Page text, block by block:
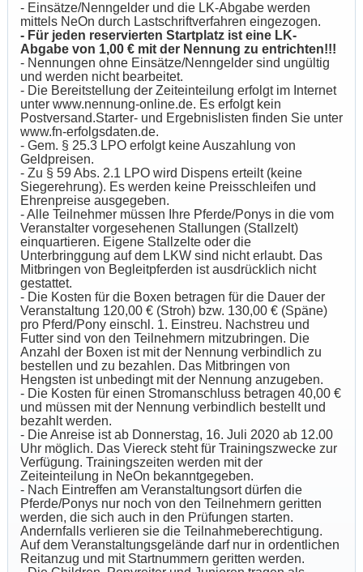
- Einsätze/Nenngelder und die LK-Abgabe werden
mittels NeOn durch Lastschriftverfahren eingezogen.
- Für jeden reservierten Startplatz ist eine LK-
Abgabe von 1,00 € mit der Nennung zu entrichten!!!
- Nennungen ohne Einsätze/Nenngelder sind ungültig
und werden nicht bearbeitet.
- Die Bereitstellung der Zeiteinteilung erfolgt im Internet
unter www.nennung-online.de. Es erfolgt kein
Postversand.Starter- und Ergebnislisten finden Sie unter
www.fn-erfolgsdaten.de.
- Gem. § 25.3 LPO erfolgt keine Auszahlung von
Geldpreisen.
- Zu § 59 Abs. 2.1 LPO wird Dispens erteilt (keine
Siegerehrung). Es werden keine Preisschleifen und
Ehrenpreise ausgegeben.
- Alle Teilnehmer müssen Ihre Pferde/Ponys in die vom
Veranstalter vorgesehenen Stallungen (Stallzelt)
einquartieren. Eigene Stallzelte oder die
Unterbringgung auf dem LKW sind nicht erlaubt. Das
Mitbringen von Begleitpferden ist ausdrücklich nicht
gestattet.
- Die Kosten für die Boxen betragen für die Dauer der
Veranstaltung 120,00 € (Stroh) bzw. 130,00 € (Späne)
pro Pferd/Pony einschl. 1. Einstreu. Nachstreu und
Futter sind von den Teilnehmern mitzubringen. Die
Anzahl der Boxen ist mit der Nennung verbindlich zu
bestellen und zu bezahlen. Das Mitbringen von
Hengsten ist unbedingt mit der Nennung anzugeben.
- Die Kosten für einen Stromanschluss betragen 40,00 €
und müssen mit der Nennung verbindlich bestellt und
bezahlt werden.
- Die Anreise ist ab Donnerstag, 16. Juli 2020 ab 12.00
Uhr möglich. Das Viereck steht für Trainingszwecke zur
Verfügung. Trainingszeiten werden mit der
Zeiteinteilung in NeOn bekanntgegeben.
- Nach Eintreffen am Veranstaltungsort dürfen die
Pferde/Ponys nur noch von den Teilnehmern geritten
werden, die sich auch in den Prüfungen starten.
Andernfalls verlieren sie die Teilnahmeberechtigung.
Auf dem Veranstaltungsgelände darf nur in ordentlichen
Reitanzug und mit Startnummern geritten werden.